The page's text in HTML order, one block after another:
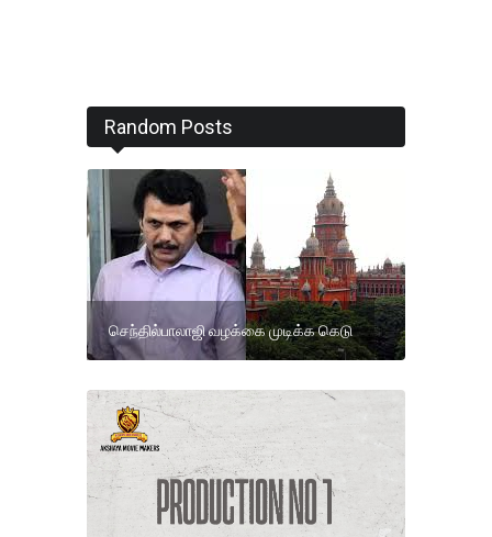
Random Posts
செந்தில்பாலாஜி வழக்கை முடிக்க கெடு